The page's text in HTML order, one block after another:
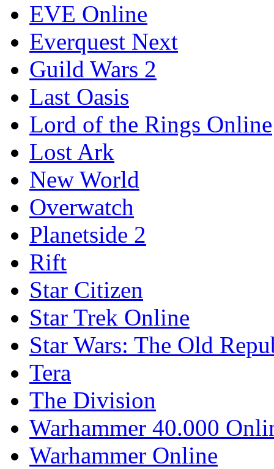
EVE Online
Everquest Next
Guild Wars 2
Last Oasis
Lord of the Rings Online
Lost Ark
New World
Overwatch
Planetside 2
Rift
Star Citizen
Star Trek Online
Star Wars: The Old
Tera
The Division
Warhammer 40.000
Warhammer Online